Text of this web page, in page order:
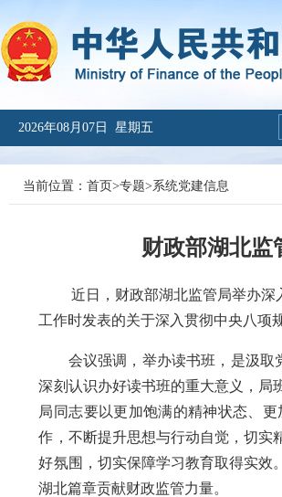
2026年08月07日 星期五
当前位置： 首页>专题>系统党建信息
财政部湖北监
近日，财政部湖北监管局举办深入
工作时发表的关于深入贯彻中央八项
会议强调，举办读书班，是汲取党
深刻认识办好读书班的重大意义，局
局同志要以更加饱满的精神状态、
作，不断提升思想与行动自觉，切实
好氛围，切实保障学习教育取得实效
湖北篇章贡献财政监管力量。